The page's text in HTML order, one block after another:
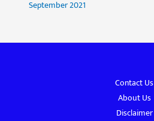
September 2021
Contact Us
About Us
Disclaimer